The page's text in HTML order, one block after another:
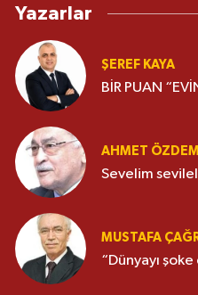
Yazarlar
ŞEREF KAYA
BİR PUAN
AHMET
Sevelim
MUSTAFA
“Dünyayı